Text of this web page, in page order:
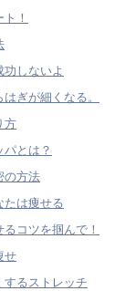
！
しないよ
ぎが細くなる。
方
とは？
の方法
たは痩せる
コツを掴んで！
せ
するストレッチ